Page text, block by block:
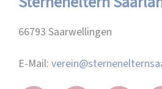
66793 Saarwellingen
E-Mail: